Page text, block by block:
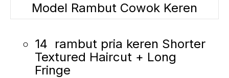
Model Rambut Cowok Keren
14 rambut pria keren Shorter
Textured Haircut + Long
Fringe